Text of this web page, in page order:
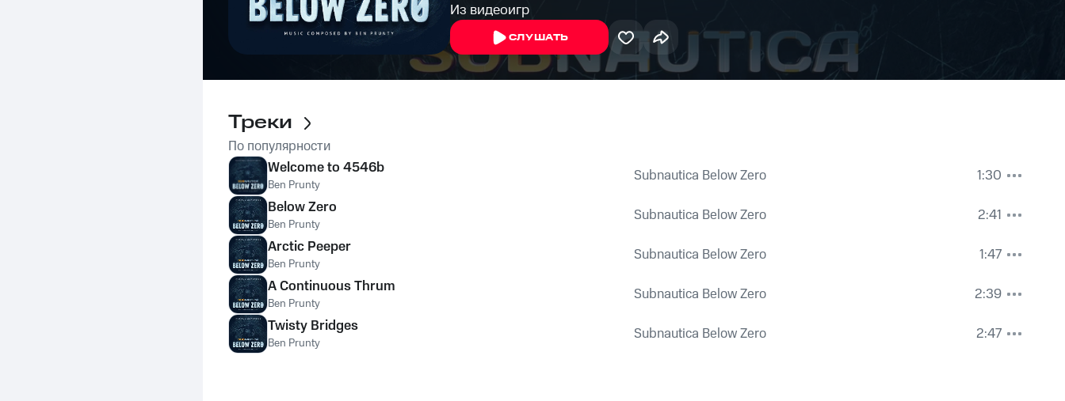
Из видеоигр
СЛУШАТЬ
Треки
По популярности
Welcome to 4546b
Ben Prunty Subnautica Below Zero
1:30
Below Zero
Ben Prunty Subnautica Below Zero
2:41
Arctic Peeper
Ben Prunty Subnautica Below Zero
1:47
A Continuous Thrum
Ben Prunty Subnautica Below Zero
2:39
Twisty Bridges
Ben Prunty Subnautica Below Zero 2:47